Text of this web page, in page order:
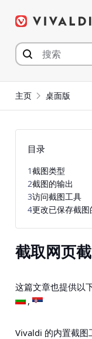
主页 桌面版
截取网页
这篇文章也提供以
Vivaldi 的内置截图
目录
1截图类型
2截图的输出
3访问截图工具
4更改已保存截图